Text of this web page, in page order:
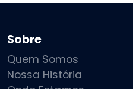
Sobre
Quem Somos
Nossa História